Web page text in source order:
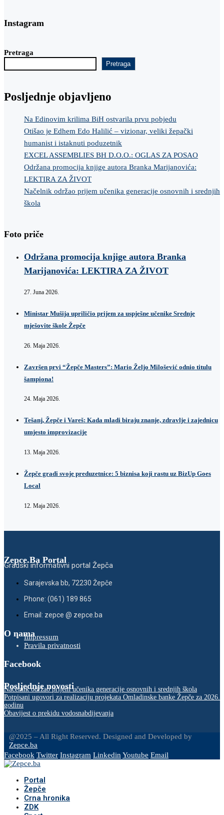
Instagram
Pretraga
Pretraga
Posljednje objavljeno
Na Edinovim krilima BiH ostvarila prvu pobjedu
Otišao je Edhem Edo Halilić – vizionar, veliki žepački
humanist i istaknuti poduzetnik
EXCEL ASSEMBLIES BH D.O.O.: OGLAS ZA POSAO
Održana promocija knjige autora Branka Marijanovića:
LEKTIRA ZA ŽIVOT
Načelnik održao prijem učenika generacije osnovnih i srednjih
škola
Foto priče
Održana promocija knjige autora Branka
Marijanovića: LEKTIRA ZA ŽIVOT
27. Juna 2026.
Ministar Mušija upriličio prijem za uspješne učenike Srednje
mješovite škole Žepče
26. Maja 2026.
Završen prvi “Žepče Masters”: Mario Željo Milošević odnio titulu
šampiona!
24. Maja 2026.
Tešanj, Žepče i Vareš: Kada mladi biraju znanje, zdravlje i zajednicu
umjesto improvizacije
13. Maja 2026.
Žepče gradi svoje preduzetnice: 5 biznisa koji rastu uz BizUp Goes
Local
12. Maja 2026.
Zepce.Ba Portal
Gradski informativni portal Žepča
Sarajevska bb, 72230 Žepče
Phone: (061) 189 865
Email: zepce @ zepce.ba
O namaImpressum
Pravila privatnosti
Facebook
Posljednje novosti
Načelnik održao prijem učenika generacije osnovnih i srednjih škola
Potpisani ugovori za realizaciju projekata Omladinske banke Žepče za 2026.
godinu
Obavijest o prekidu vodosnabdijevanja
@2025 – All Right Reserved. Designed and Developed by
Zepce.ba
Facebook Twitter Instagram LinkedinYoutube Email
Portal
Žepče
Crna hronika
ZDK